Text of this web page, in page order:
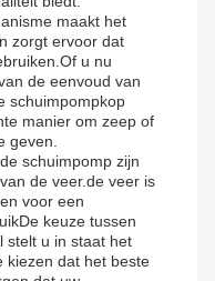
maakt het
zorgt ervoor dat
u nu
de eenvoud van
schuimpompkop
manier om zeep of
geven.
schuimpomp zijn
de veer.de veer is
voor een
keuze tussen
stelt u in staat het
kiezen dat het beste